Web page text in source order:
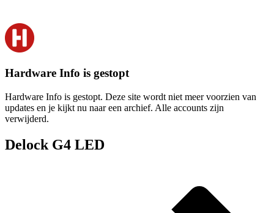
Hardware Info is gestopt
Hardware Info is gestopt. Deze site wordt niet meer voorzien van
updates en je kijkt nu naar een archief. Alle accounts zijn
verwijderd.
Delock G4 LED